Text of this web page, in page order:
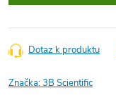
Dotaz k produktu
Značka:3B Scientific